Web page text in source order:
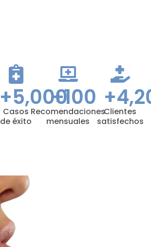
Casos
de éxito
+5,000
Recomendaciones
mensuales
+100
Clientes
satisfechos
+